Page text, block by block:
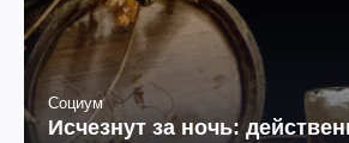
Социум
Исчезнут за ночь: